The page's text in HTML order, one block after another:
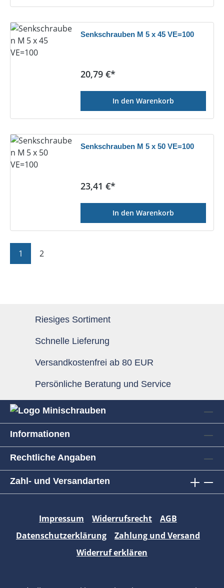
Senkschrauben M 5 x 45 VE=100
Regulärer Preis:
20,79 €*
In den Warenkorb
Senkschrauben M 5 x 50 VE=100
Regulärer Preis:
23,41 €*
In den Warenkorb
Seite
1 Seite
2
Riesiges Sortiment
Schnelle Lieferung
Versandkostenfrei ab 80 EUR
Persönliche Beratung und Service
Informationen
Rechtliche Angaben
Zahl- und Versandarten
Impressum Widerrufsrecht
AGB
Datenschutzerklärung
Zahlung und Versand
Widerruf erklären